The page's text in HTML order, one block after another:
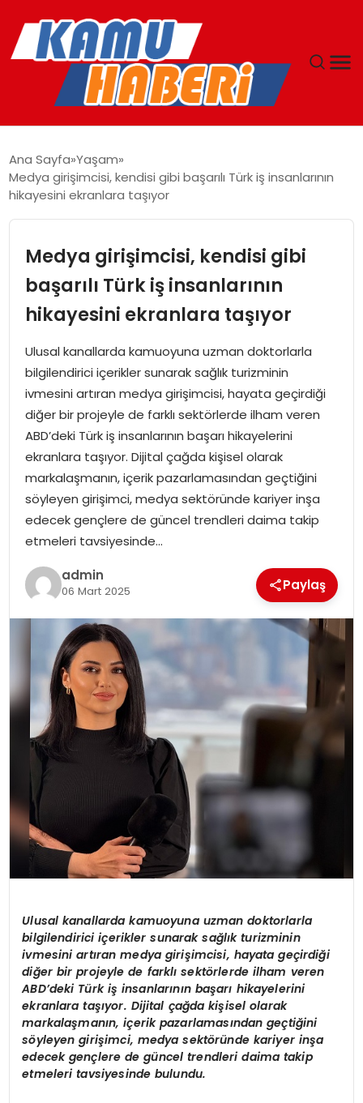
YAŞAM
MAGAZIN
EKONOMI
SPOR
TEKNOLOJI
EĞITIM
GENEL
Ana Sayfa Yaşam
Medya girişimcisi, kendisi gibi başarılı Türk iş insanlarının
hikayesini ekranlara taşıyor
Medya girişimcisi, kendisi gibi
başarılı Türk iş insanlarının
hikayesini ekranlara taşıyor
Ulusal kanallarda kamuoyuna uzman doktorlarla
bilgilendirici içerikler sunarak sağlık turizminin
ivmesini artıran medya girişimcisi, hayata geçirdiği
diğer bir projeyle de farklı sektörlerde ilham veren
ABD’deki Türk iş insanlarının başarı hikayelerini
ekranlara taşıyor. Dijital çağda kişisel olarak
markalaşmanın, içerik pazarlamasından geçtiğini
söyleyen girişimci, medya sektöründe kariyer inşa
edecek gençlere de güncel trendleri daima takip
etmeleri tavsiyesinde…
admin
06 Mart 2025 Paylaş
Ulusal kanallarda kamuoyuna uzman doktorlarla
bilgilendirici içerikler sunarak sağlık turizminin
ivmesini artıran medya girişimcisi, hayata geçirdiği
diğer bir projeyle de farklı sektörlerde ilham veren
ABD’deki Türk iş insanlarının başarı hikayelerini
ekranlara taşıyor. Dijital çağda kişisel olarak
markalaşmanın, içerik pazarlamasından geçtiğini
söyleyen girişimci, medya sektöründe kariyer inşa
edecek gençlere de güncel trendleri daima takip
etmeleri tavsiyesinde bulundu.